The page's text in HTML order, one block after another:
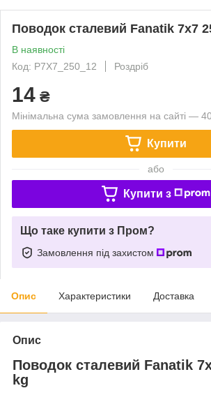
Поводок сталевий Fanatik 7х7
В наявності
Код: P7X7_250_12
Роздріб
14 ₴
Мінімальна сума замовлення на сайті —
Купити
або
Купити з
Що таке купити з Пром?
Замовлення під захистом
Опис Характеристики Доставка
Опис
Поводок сталевий Fanatik
kg